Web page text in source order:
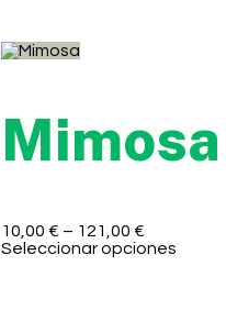
Mimosa
10,00 € – 121,00 €
Seleccionar opciones